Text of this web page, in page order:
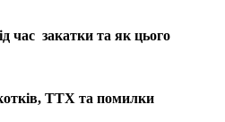
час закатки та як цього
ТТХ та помилки